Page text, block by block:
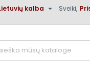
Sveiki,
kalba 